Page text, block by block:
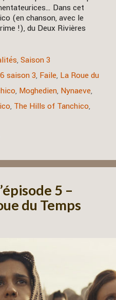
Dans cet
(en chanson, avec le
!), du Deux Rivières
,Saison 3
saison 3, Faile, La Roue du
, Moghedien, Nynaeve,
, The Hills of Tanchico,
5 –
du Temps